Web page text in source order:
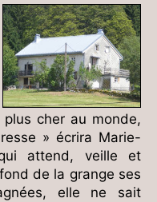
cher au monde,
» écrira Marie-
attend, veille et
de la grange ses
elle ne sait